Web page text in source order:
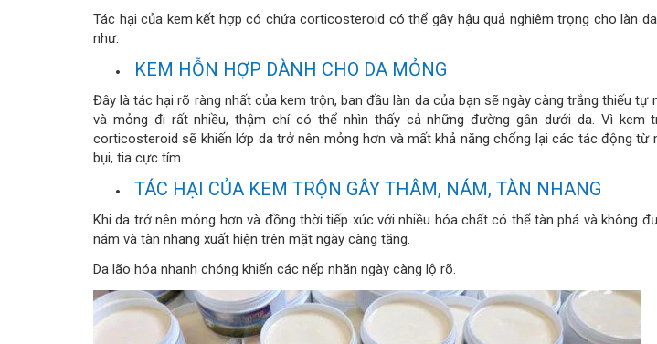
Tác hại của kem kết hợp có chứa corticosteroid có thể gây hậu quả nghiêm trọng cho làn
như:
KEM HỖN HỢP DÀNH CHO DA MỎNG
Đây là tác hại rõ ràng nhất của kem trộn, ban đầu làn da của bạn sẽ ngày càng trắng thiếu tự
và mỏng đi rất nhiều, thậm chí có thể nhìn thấy cả những đường gân dưới da. Vì kem
corticosteroid sẽ khiến lớp da trở nên mỏng hơn và mất khả năng chống lại các tác động từ
bụi, tia cực tím…
TÁC HẠI CỦA KEM TRỘN GÂY THÂM, NÁM, TÀN NHANG
Khi da trở nên mỏng hơn và đồng thời tiếp xúc với nhiều hóa chất có thể tàn phá và không
nám và tàn nhang xuất hiện trên mặt ngày càng tăng.
Da lão hóa nhanh chóng khiến các nếp nhăn ngày càng lộ rõ.